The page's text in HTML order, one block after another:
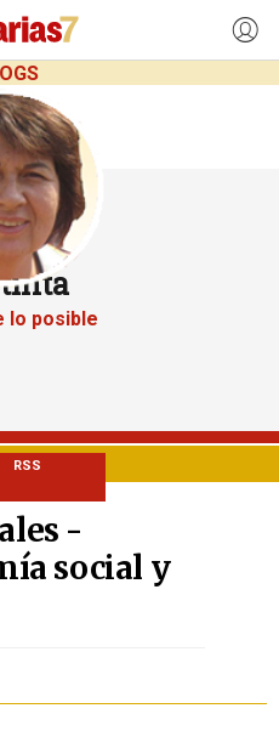
lo posible
RSS
-
social y